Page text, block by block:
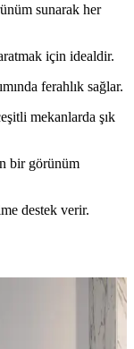
sunarak her
için idealdir.
ferahlık sağlar.
mekanlarda şık
bir görünüm
destek verir.
İç